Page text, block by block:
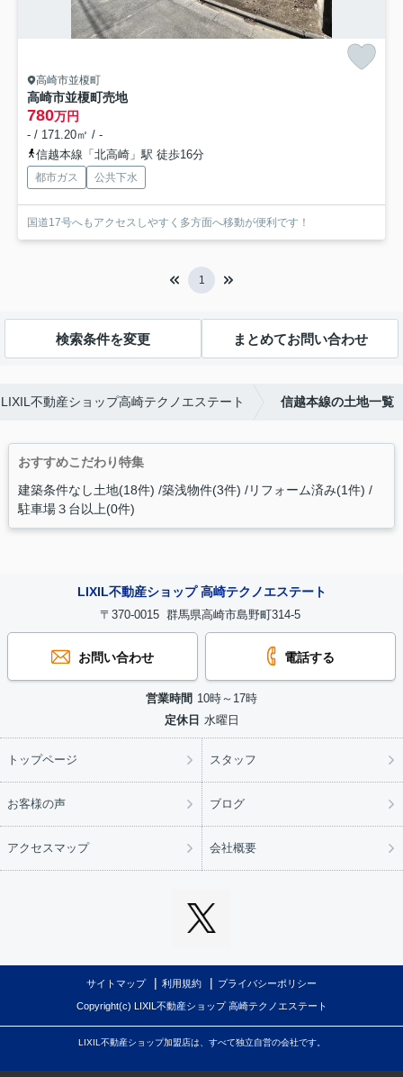
高崎市並榎町
高崎市並榎町売地
780万円
- / 171.20㎡ / -
信越本線「北高崎」駅 徒歩16分
都市ガス 公共下水
国道17号へもアクセスしやすく多方面へ移動が便利です！
1
検索条件を変更 まとめてお問い合わせ
不動産ショップ高崎テクノエステート 信越本線の土地一覧
おすすめこだわり特集
建築条件なし土地(18件) 築浅物件(3件) リフォーム済み(1件)
駐車場３台以上(0件)
LIXIL不動産ショップ 高崎テクノエステート
〒370-0015 群馬県高崎市島野町314-5
お問い合わせ 電話する
営業時間 10時～17時
定休日 水曜日
トップページ スタッフ
お客様の声 ブログ
アクセスマップ 会社概要
サイトマップ 利用規約 プライバシーポリシー
Copyright(c) LIXIL不動産ショップ 高崎テクノエステート
LIXIL不動産ショップ加盟店は、すべて独立自営の会社です。